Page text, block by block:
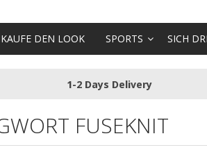
KAUFE DEN LOOK SPORTS SICH
1-2 Days Delivery
FUSEKNIT